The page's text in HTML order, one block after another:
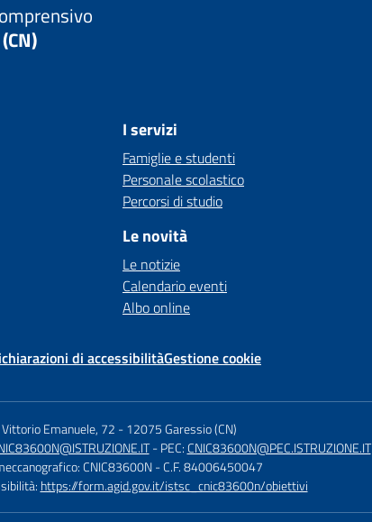
I servizi
Famiglie e studenti
Personale scolastico
Percorsi di studio
Le novità
Le notizie
Calendario eventi
Albo online
di accessibilitàGestione cookie
Emanuele, 72 -12075 Garessio (CN)
- PEC:CNIC83600N@PEC.ISTRUZIONE.IT
CNIC83600N - C.F. 84006450047
https://form.agid.gov.it/istsc_cnic83600n/obiettivi